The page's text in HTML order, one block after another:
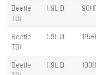
Beetle
TDi
1.9L D
Beetle
TDi
1.9L D
Beetle
1.9L D